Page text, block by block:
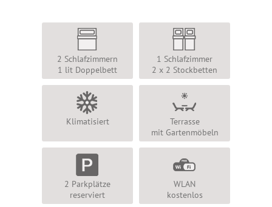
2 Schlafzimmern
1 lit Doppelbett
1 Schlafzimmer
2 x 2 Stockbetten
Klimatisiert
Terrasse
mit Gartenmöbeln
2 Parkplätze
reserviert
WLAN
kostenlos